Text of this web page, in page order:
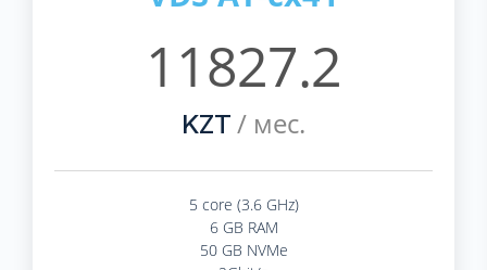
11827.2
KZT / мес.
5 core (3.6 GHz)
6 GB RAM
50 GB NVMe